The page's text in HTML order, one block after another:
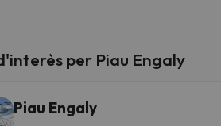
per Piau Engaly
Piau Engaly